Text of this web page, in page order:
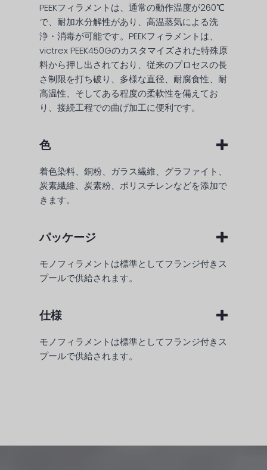
PEEKフィラメントは、通常の動作温度が260℃
で、耐加水分解性があり、高温蒸気による洗
浄・消毒が可能です。PEEKフィラメントは、
victrex PEEK450Gのカスタマイズされた特殊原
料から押し出されており、従来のプロセスの長
さ制限を打ち破り、多様な直径、耐腐食性、耐
高温性、そしてある程度の柔軟性を備えてお
り、接続工程での曲げ加工に便利です。
色
着色染料、銅粉、ガラス繊維、グラファイト、
炭素繊維、炭素粉、ポリスチレンなどを添加で
きます。
パッケージ
モノフィラメントは標準としてフランジ付きス
プールで供給されます。
仕様
モノフィラメントは標準としてフランジ付きス
プールで供給されます。